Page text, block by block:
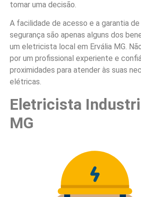
tomar uma decisão.
A facilidade de acesso e a garantia de
segurança são apenas alguns dos
um eletricista local em Ervália MG.
por um profissional experiente e
proximidades para atender às suas
elétricas.
Eletricista
MG